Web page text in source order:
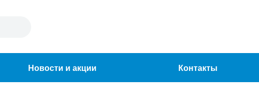
Новости и акции Контакты